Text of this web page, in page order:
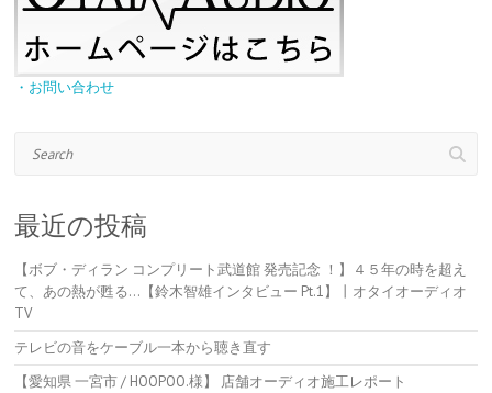
・お問い合わせ
最近の投稿
【ボブ・ディラン コンプリート武道館 発売記念 ！】４５年の時を超え
て、あの熱が甦る…【鈴木智雄インタビュー Pt.1】丨オタイオーディオ
TV
テレビの音をケーブル一本から聴き直す
【愛知県 一宮市 / HOOPOO.様】 店舗オーディオ施工レポート